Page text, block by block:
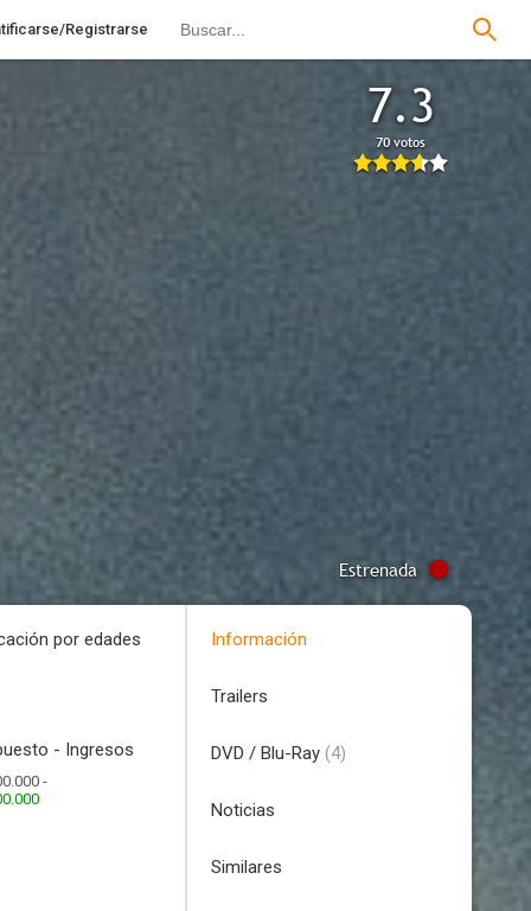
Registrarse
7.3
70 votos
Estrenada
por edades
- Ingresos
-
Información
Trailers
DVD / Blu-Ray (4)
Noticias
Similares